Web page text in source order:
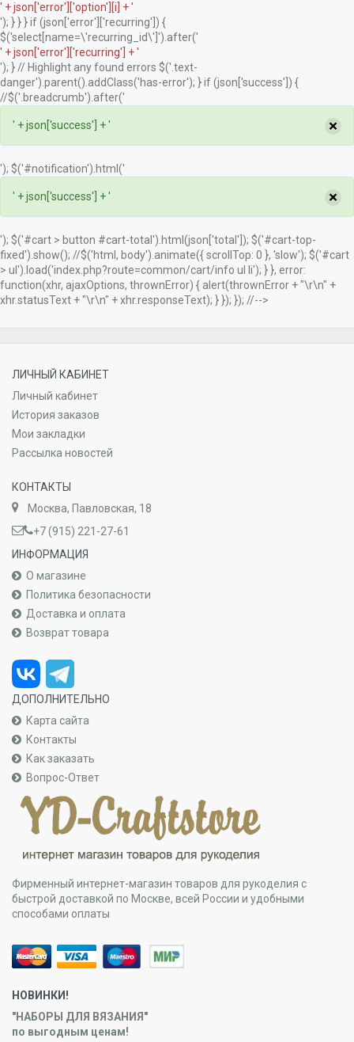
' + json['error']['option'][i] + '
'); } } } if (json['error']['recurring']) {
$('select[name=\'recurring_id\']').after('
' + json['error']['recurring'] + '
'); } // Highlight any found errors $('.text-
danger').parent().addClass('has-error'); } if (json['success']) {
//$('.breadcrumb').after('
' + json['success'] + ' ×
'); $('#notification').html('
' + json['success'] + ' ×
'); $('#cart > button #cart-total').html(json['total']); $('#cart-top-
fixed').show(); //$('html, body').animate({ scrollTop: 0 }, 'slow'); $('#cart
> ul').load('index.php?route=common/cart/info ul li'); } }, error:
function(xhr, ajaxOptions, thrownError) { alert(thrownError + "\r\n" +
xhr.statusText + "\r\n" + xhr.responseText); } }); }); //-->
ЛИЧНЫЙ КАБИНЕТ
Личный кабинет
История заказов
Мои закладки
Рассылка новостей
КОНТАКТЫ
Москва, Павловская, 18
+7 (915) 221-27-61
ИНФОРМАЦИЯ
О магазине
Политика безопасности
Доставка и оплата
Возврат товара
ДОПОЛНИТЕЛЬНО
Карта сайта
Контакты
Как заказать
Вопрос-Ответ
Фирменный интернет-магазин товаров для рукоделия с
быстрой доставкой по Москве, всей России и удобными
способами оплаты
НОВИНКИ!
"НАБОРЫ ДЛЯ ВЯЗАНИЯ"
по выгодным ценам!